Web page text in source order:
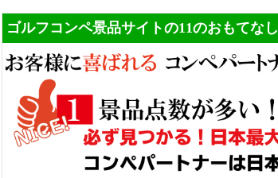
ゴルフコンペ景品サイトの11のおもてなし